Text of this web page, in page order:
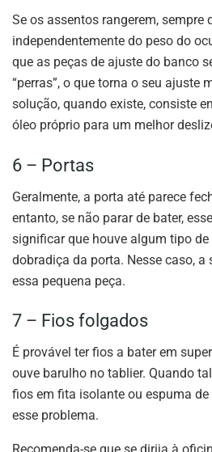
Se os assentos rangerem, sempre
independentemente do peso do
que as peças de ajuste do banco
“perras”, o que torna o seu ajuste
solução, quando existe, consiste
óleo próprio para um melhor
6 – Portas
Geralmente, a porta até parece
entanto, se não parar de bater,
significar que houve algum tipo
dobradiça da porta. Nesse caso,
essa pequena peça.
7 – Fios folgados
É provável ter fios a bater em
ouve barulho no tablier. Quando
fios em fita isolante ou espuma
esse problema.